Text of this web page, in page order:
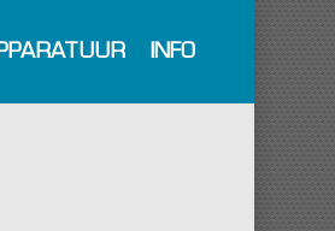
INFO